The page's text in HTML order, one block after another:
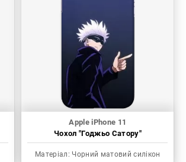
Apple iPhone 11
Чохол "Годжьо Сатору"
Матеріал: Чорний матовий силікон